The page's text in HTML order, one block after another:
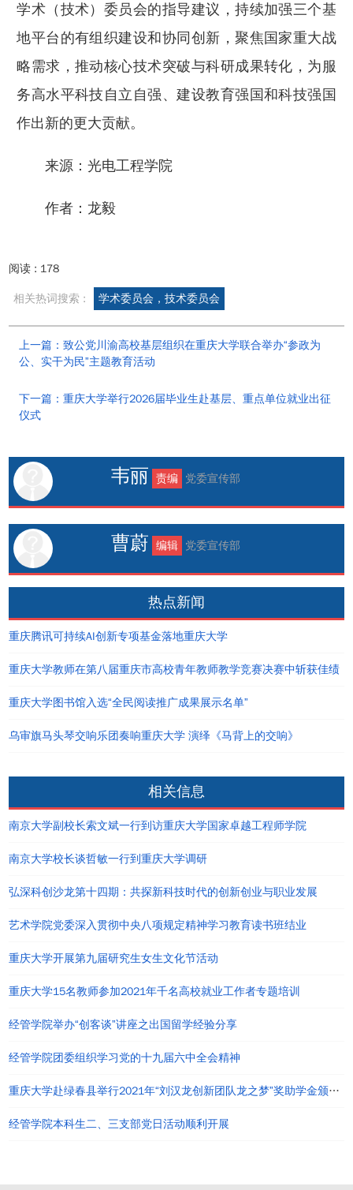
学术（技术）委员会的指导建议，持续加强三个基
地平台的有组织建设和协同创新，聚焦国家重大战
略需求，推动核心技术突破与科研成果转化，为服
务高水平科技自立自强、建设教育强国和科技强国
作出新的更大贡献。
来源：光电工程学院
作者：龙毅
阅读 : 178
相关热词搜索 : 学术委员会，技术委员会
上一篇：致公党川渝高校基层组织在重庆大学联合举办“参政为
公、实干为民”主题教育活动
下一篇：重庆大学举行2026届毕业生赴基层、重点单位就业出征
仪式
韦丽 责编 党委宣传部
曹蔚 编辑 党委宣传部
热点新闻
重庆腾讯可持续AI创新专项基金落地重庆大学
重庆大学教师在第八届重庆市高校青年教师教学竞赛决赛中斩获佳绩
重庆大学图书馆入选“全民阅读推广成果展示名单”
乌审旗马头琴交响乐团奏响重庆大学 演绎《马背上的交响》
相关信息
南京大学副校长索文斌一行到访重庆大学国家卓越工程师学院
南京大学校长谈哲敏一行到重庆大学调研
弘深科创沙龙第十四期：共探新科技时代的创新创业与职业发展
艺术学院党委深入贯彻中央八项规定精神学习教育读书班结业
重庆大学开展第九届研究生女生文化节活动
重庆大学15名教师参加2021年千名高校就业工作者专题培训
经管学院举办“创客谈”讲座之出国留学经验分享
经管学院团委组织学习党的十九届六中全会精神
重庆大学赴绿春县举行2021年“刘汉龙创新团队龙之梦”奖助学金颁发仪式
经管学院本科生二、三支部党日活动顺利开展